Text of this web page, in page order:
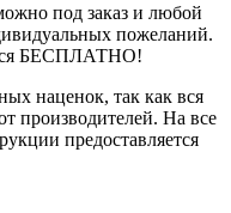
под заказ и любой
пожеланий.
БЕСПЛАТНО!
наценок, так как вся
производителей. На все
предоставляется